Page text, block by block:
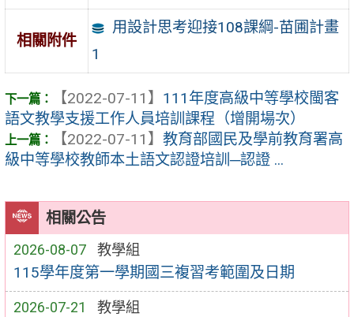
相關公告
2026-08-07 教學組
115學年度第一學期國三複習考範圍及日期
2026-07-21 教學組
相關附件
用設計思考迎接108課綱-苗圃計畫
1
【2022-07-11】 111年度高級中等學校閩客
語文教學支援工作人員培訓課程（增開場次）
【2022-07-11】 教育部國民及學前教育署高
級中等學校教師本土語文認證培訓─認證 ...